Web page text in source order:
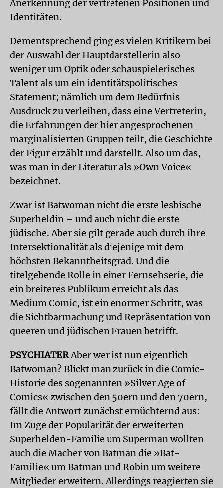
Anerkennung der vertretenen Positionen und
Identitäten.
Dementsprechend ging es vielen Kritikern bei
der Auswahl der Hauptdarstellerin also
weniger um Optik oder schauspielerisches
Talent als um ein identitätspolitisches
Statement; nämlich um dem Bedürfnis
Ausdruck zu verleihen, dass eine Vertreterin,
die Erfahrungen der hier angesprochenen
marginalisierten Gruppen teilt, die Geschichte
der Figur erzählt und darstellt. Also um das,
was man in der Literatur als »Own Voice«
bezeichnet.
Zwar ist Batwoman nicht die erste lesbische
Superheldin – und auch nicht die erste
jüdische. Aber sie gilt gerade auch durch ihre
Intersektionalität als diejenige mit dem
höchsten Bekanntheitsgrad. Und die
titelgebende Rolle in einer Fernsehserie, die
ein breiteres Publikum erreicht als das
Medium Comic, ist ein enormer Schritt, was
die Sichtbarmachung und Repräsentation von
queeren und jüdischen Frauen betrifft.
PSYCHIATERAber wer ist nun eigentlich
Batwoman? Blickt man zurück in die Comic-
Historie des sogenannten »Silver Age of
Comics« zwischen den 50ern und den 70ern,
fällt die Antwort zunächst ernüchternd aus:
Im Zuge der Popularität der erweiterten
Superhelden-Familie um Superman wollten
auch die Macher von Batman die »Bat-
Familie« um Batman und Robin um weitere
Mitglieder erweitern. Allerdings reagierten sie